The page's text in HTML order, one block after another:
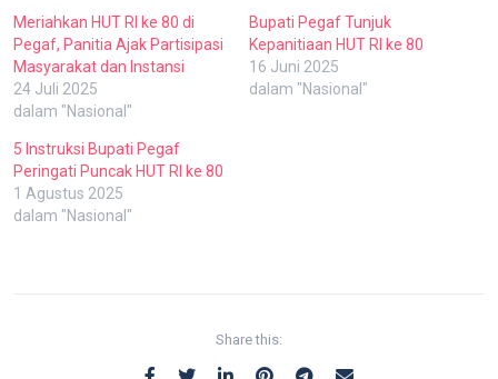
Meriahkan HUT RI ke 80 di
Pegaf, Panitia Ajak Partisipasi
Masyarakat dan Instansi
24 Juli 2025
dalam "Nasional"
Bupati Pegaf Tunjuk
Kepanitiaan HUT RI ke 80
16 Juni 2025
dalam "Nasional"
5 Instruksi Bupati Pegaf
Peringati Puncak HUT RI ke 80
1 Agustus 2025
dalam "Nasional"
Share this: